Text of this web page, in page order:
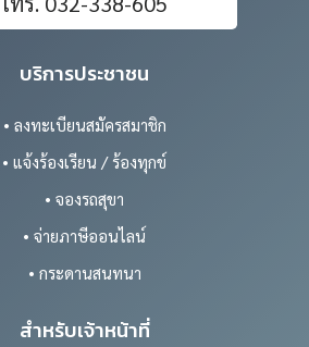
บริการประชาชน
• ลงทะเบียนสมัครสมาชิก
• แจ้งร้องเรียน / ร้องทุกข์
• จองรถสุขา
• จ่ายภาษีออนไลน์
• กระดานสนทนา
สำหรับเจ้าหน้าที่